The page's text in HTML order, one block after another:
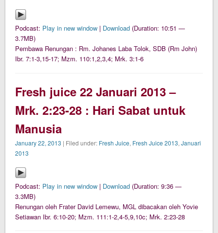
Podcast: Play in new window | Download (Duration: 10:51 —
3.7MB)
Pembawa Renungan : Rm. Johanes Laba Tolok, SDB (Rm John)
Ibr. 7:1-3,15-17; Mzm. 110:1,2,3,4; Mrk. 3:1-6
Fresh juice 22 Januari 2013 –
Mrk. 2:23-28 : Hari Sabat untuk
Manusia
January 22, 2013 | Filed under: Fresh Juice, Fresh Juice 2013,Januari
2013
Podcast: Play in new window | Download (Duration: 9:36 —
3.3MB)
Renungan oleh Frater David Lemewu, MGL dibacakan oleh Yovie
Setiawan Ibr. 6:10-20; Mzm. 111:1-2,4-5,9,10c; Mrk. 2:23-28